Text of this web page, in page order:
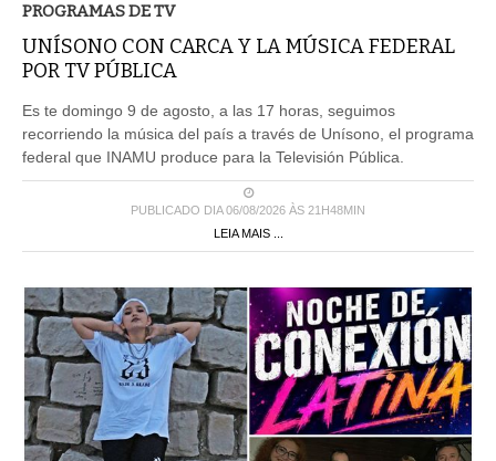
PROGRAMAS DE TV
UNÍSONO CON CARCA Y LA MÚSICA FEDERAL
POR TV PÚBLICA
Es te domingo 9 de agosto, a las 17 horas, seguimos
recorriendo la música del país a través de Unísono, el programa
federal que INAMU produce para la Televisión Pública.
PUBLICADO DIA 06/08/2026 ÀS 21H48MIN
LEIA MAIS ...